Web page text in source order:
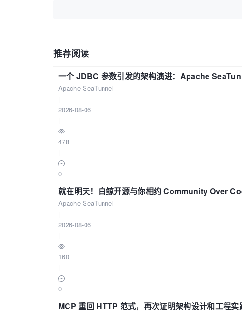
推荐阅读
一个 JDBC 参数引发的架构演进：Apache
Apache SeaTunnel
2026-08-06
478
0
就在明天！白鲸开源与你相约 Community Over
Apache SeaTunnel
2026-08-06
160
0
MCP 重回 HTTP 范式，再次证明架构设计和工程实